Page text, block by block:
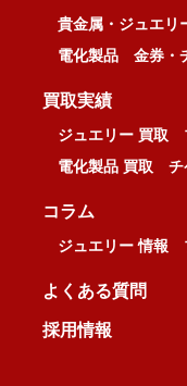
貴金属・ジュエリ
電化製品
金券・
買取実績
ジュエリー 買取
電化製品 買取
チ
コラム
ジュエリー 情報
よくある質問
採用情報